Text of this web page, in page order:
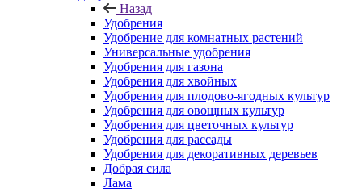
Назад
Удобрения
Удобрение для комнатных растений
Универсальные удобрения
Удобрения для газона
Удобрения для хвойных
Удобрения для плодово-ягодных культур
Удобрения для овощных культур
Удобрения для цветочных культур
Удобрения для рассады
Удобрения для декоративных деревьев
Добрая сила
Лама